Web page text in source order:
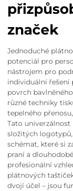
značek
Jednoduché
potenciál pro
nástrojem pro
individuální řešení
povrch
různé techniky
tepelného
Tato
složitých
schémat, které si
praní a
profesionální
plátnových
dvojí účel – jsou